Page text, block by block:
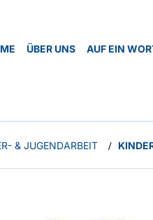
ÜBER UNS AUF EIN
& JUGENDARBEIT /